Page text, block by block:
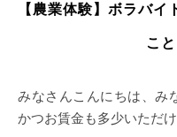
【農業体験】ボラバ
こ
みなさんこんにちは、みなみです。 農作業が体験できて、
かつお賃金も多少いただ